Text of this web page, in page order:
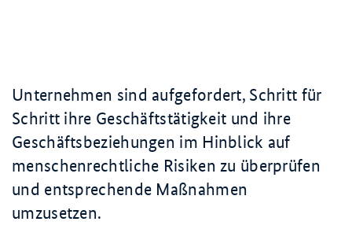
Unternehmen sind aufgefordert, Schritt für
Schritt ihre Geschäftstätigkeit und ihre
Geschäftsbeziehungen im Hinblick auf
menschenrechtliche Risiken zu überprüfen
und entsprechende Maßnahmen
umzusetzen.